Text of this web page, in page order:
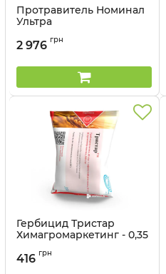
Протравитель Номинал
Ультра
Артикул:
2 976 грн
Гербицид Тристар
Химагромаркетинг - 0,35
Артикул:
416 грн